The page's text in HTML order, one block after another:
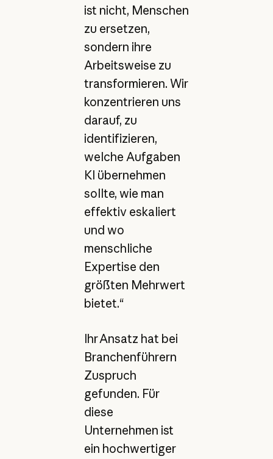
ist nicht, Menschen
zu ersetzen,
sondern ihre
Arbeitsweise zu
transformieren. Wir
konzentrieren uns
darauf, zu
identifizieren,
welche Aufgaben
KI übernehmen
sollte, wie man
effektiv eskaliert
und wo
menschliche
Expertise den
größten Mehrwert
bietet.“
Ihr Ansatz hat bei
Branchenführern
Zuspruch
gefunden. Für
diese
Unternehmen ist
ein hochwertiger